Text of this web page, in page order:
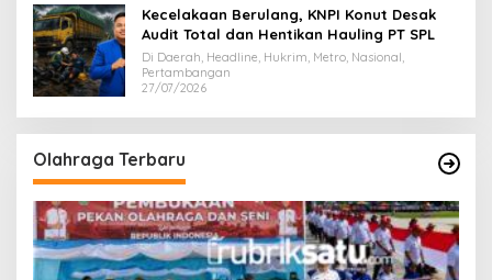
Kecelakaan Berulang, KNPI Konut Desak
Audit Total dan Hentikan Hauling PT SPL
Di Daerah, Headline, Hukrim, Metro, Nasional,
Pertambangan
27/07/2026
Olahraga Terbaru